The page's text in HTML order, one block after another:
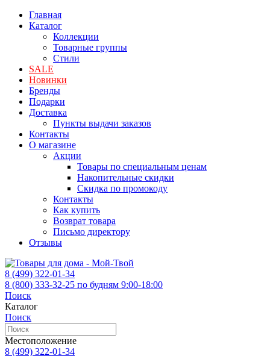
Главная
Каталог
Коллекции
Товарные группы
Стили
SALE
Новинки
Бренды
Подарки
Доставка
Пункты выдачи заказов
Контакты
О магазине
Акции
Товары по специальным ценам
Накопительные скидки
Скидка по промокоду
Контакты
Как купить
Возврат товара
Письмо директору
Отзывы
8 (499) 322-01-34
8 (800) 333-32-25 по будням 9:00-18:00
Поиск
Каталог
Поиск
Местоположение
8 (499) 322-01-34